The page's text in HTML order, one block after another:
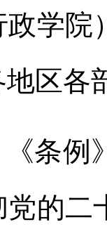
政学院
区各
条例
的二